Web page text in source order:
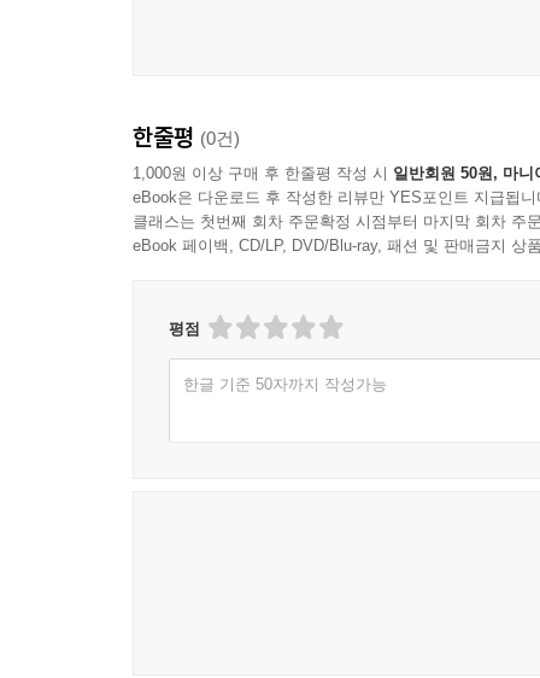
한줄평 (0건)
1,000원 이상 구매 후 한줄평 작성 시 일반회원 50원, 마니
eBook은 다운로드 후 작성한 리뷰만 YES포인트 지급됩니
클래스는 첫번째 회차 주문확정 시점부터 마지막 회차 주
eBook 페이백, CD/LP, DVD/Blu-ray, 패션 및 판매금지 상
평점
한글 기준 50자까지 작성가능